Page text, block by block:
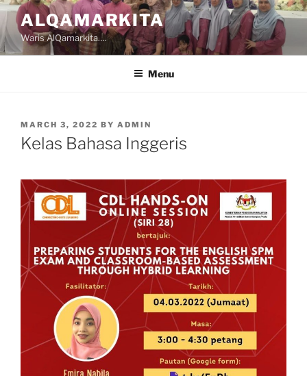
Skip
to
content
ALQAMARKITA
Waris AlQamarkita….
Menu
POSTED
ON
MARCH 3, 2022 BY ADMIN
Kelas Bahasa Inggeris